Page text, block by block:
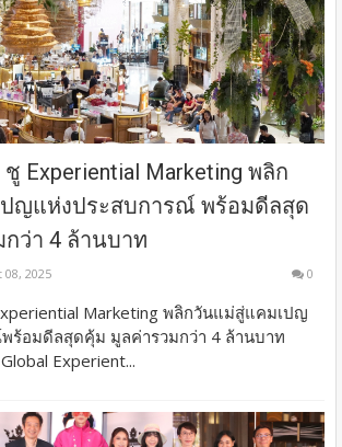
Experiential Marketing พลิก
ญแห่งประสบการณ์ พร้อมดีลสุด
ว่า 4 ล้านบาท
08, 2025 0
Marketing พลิกวันแม่สู่แคมเปญ
ร้อมดีลสุดคุ้ม มูลค่ารวมกว่า 4 ล้านบาท
Experient...